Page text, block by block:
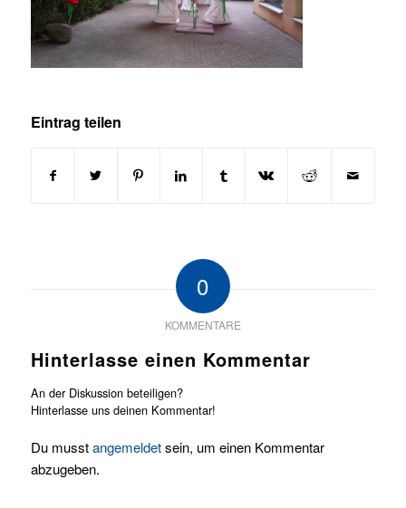
Eintrag teilen
0
KOMMENTARE
Hinterlasse einen Kommentar
An der Diskussion beteiligen?
Hinterlasse uns deinen Kommentar!
Du musstangemeldetsein, um einen Kommentar
abzugeben.